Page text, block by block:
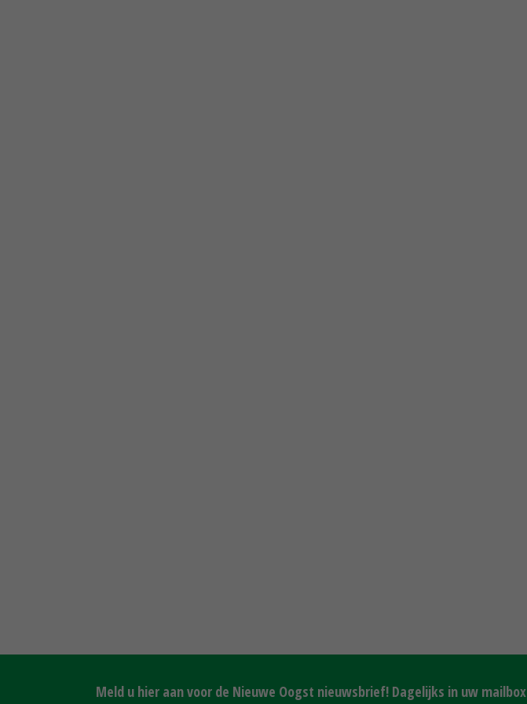
Meld u hier aan voor de Nieuwe Oogst nieuwsbrief! Dagelijks in uw mailbox